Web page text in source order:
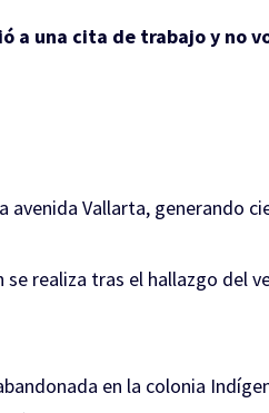
a una cita de trabajo y no
avenida Vallarta, generando
realiza tras el hallazgo del
en la colonia